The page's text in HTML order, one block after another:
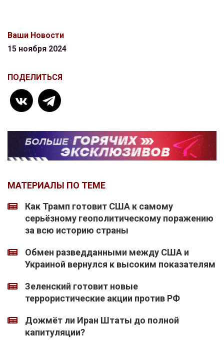
Ваши Новости
15 ноября 2024
ПОДЕЛИТЬСЯ
МАТЕРИАЛЫ ПО ТЕМЕ
Как Трамп готовит США к самому
серьёзному геополитическому поражению
за всю историю страны
Обмен разведданными между США и
Украиной вернулся к высоким показателям
Зеленский готовит новые
террористические акции против РФ
Дожмёт ли Иран Штаты до полной
капитуляции?